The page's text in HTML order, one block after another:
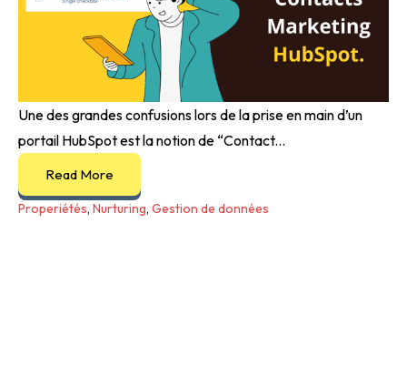
Une des grandes confusions lors de la prise en main d’un
portail HubSpot est la notion de “Contact...
Read More
Properiétés, Nurturing, Gestion de données